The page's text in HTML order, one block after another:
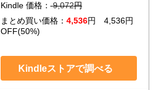
Kindle 価格： 9,072円
まとめ買い価格： 4,536円 4,536円
OFF(50%)
Kindleストアで調べる